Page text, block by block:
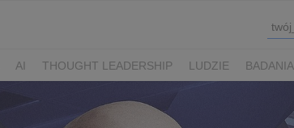
AI THOUGHT LEADERSHIP LUDZIE BADANIA